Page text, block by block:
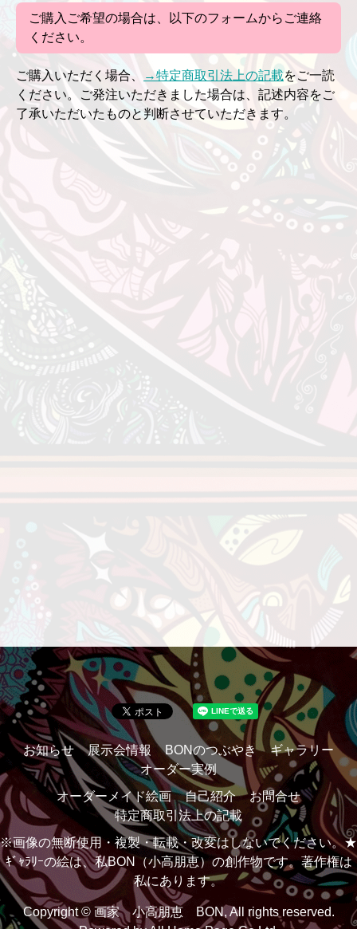
ご購入ご希望の場合は、以下のフォームからご連絡
ください。
ご購入いただく場合、 →特定商取引法上の記載をご一読
ください。ご発注いただきました場合は、記述内容をご
了承いただいたものと判断させていただきます。
お知らせ 展示会情報 BONのつぶやき
ギャラリー
オーダー実例
オーダーメイド絵画
自己紹介
お問合せ
特定商取引法上の記載
※画像の無断使用・複製・転載・改変はしないでください。★
ｷﾞｬﾗﾘｰの絵は、私BON（小高朋恵）の創作物です。著作権は
私にあります。
Copyright © 画家 小高朋恵 BON, All rights reserved.